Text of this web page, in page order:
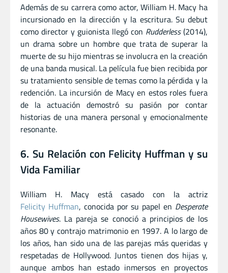
Además de su carrera como actor, William H. Macy ha
incursionado en la dirección y la escritura. Su debut
como director y guionista llegó con Rudderless(2014),
un drama sobre un hombre que trata de superar la
muerte de su hijo mientras se involucra en la creación
de una banda musical. La película fue bien recibida por
su tratamiento sensible de temas como la pérdida y la
redención. La incursión de Macy en estos roles fuera
de la actuación demostró su pasión por contar
historias de una manera personal y emocionalmente
resonante.
6. Su Relación con Felicity Huffman y su
Vida Familiar
William H. Macy está casado con la actriz
Felicity Huffman, conocida por su papel en Desperate
Housewives. La pareja se conoció a principios de los
años 80 y contrajo matrimonio en 1997. A lo largo de
los años, han sido una de las parejas más queridas y
respetadas de Hollywood. Juntos tienen dos hijas y,
aunque ambos han estado inmersos en proyectos